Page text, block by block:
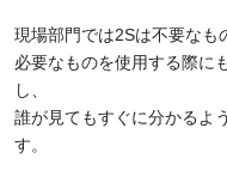
現場部門では2Sは不要なも
必要なものを使用する際に
し、
誰が見てもすぐに分かるよ
す。